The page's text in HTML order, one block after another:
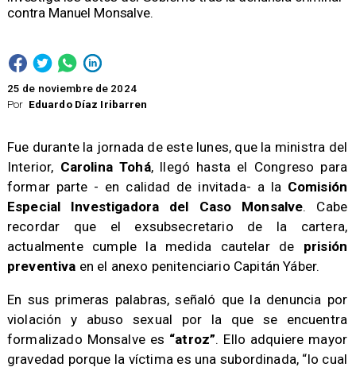
Por Eduardo Díaz Iribarren
25 de noviembre de 2024
contra Manuel Monsalve.
Fue durante la jornada de este lunes, que la ministra del
Interior, Carolina Tohá, llegó hasta el Congreso para
formar parte - en calidad de invitada- a la Comisión
Especial Investigadora del Caso Monsalve. Cabe
recordar que el exsubsecretario de la cartera,
actualmente cumple la medida cautelar de prisión
preventiva en el anexo penitenciario Capitán Yáber.
​En sus primeras palabras, señaló que la denuncia por
violación y abuso sexual por la que se encuentra
formalizado Monsalve es “atroz”. Ello adquiere mayor
gravedad porque la víctima es una subordinada, “lo cual